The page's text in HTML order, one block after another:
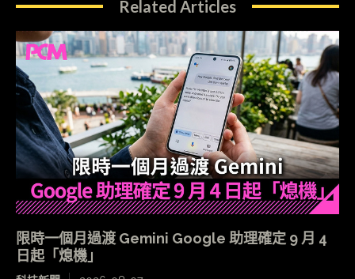
Related Articles
限時一個月過渡 Gemini Google 助理確定 9 月 4
日起「熄機」